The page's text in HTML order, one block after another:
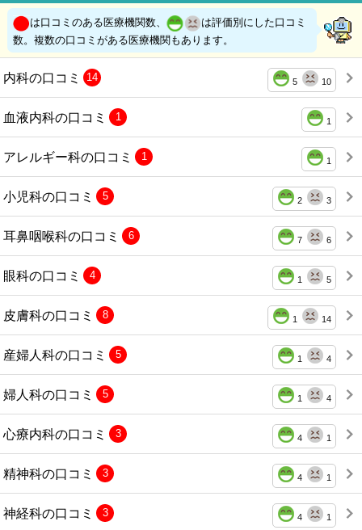
は口コミのある医療機関数、
は評価別にした口コミ
数。複数の口コミがある医療機関もあります。
内科の口コミ 5 10
14
血液内科の口コミ 1
1
アレルギー科の口コミ 1
1
小児科の口コミ 2 3
5
耳鼻咽喉科の口コミ 7 6
6
眼科の口コミ 1 5
4
皮膚科の口コミ 1 14
8
産婦人科の口コミ 1 4
5
婦人科の口コミ 1 4
5
心療内科の口コミ 4 1
3
精神科の口コミ 4 1
3
神経科の口コミ 4 1
3